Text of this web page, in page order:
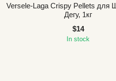
Versele-Laga Crispy Pellets для
Дегу, 1кг
$14
In stock